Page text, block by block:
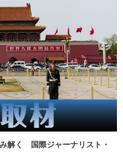
解く 国際ジャーナリスト・